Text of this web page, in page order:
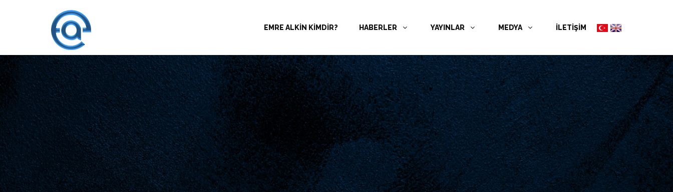
EMRE ALKİN KİMDİR? HABERLER YAYINLAR MEDYA İLETİŞİM